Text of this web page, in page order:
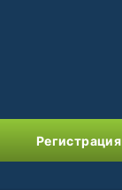
Регистрация